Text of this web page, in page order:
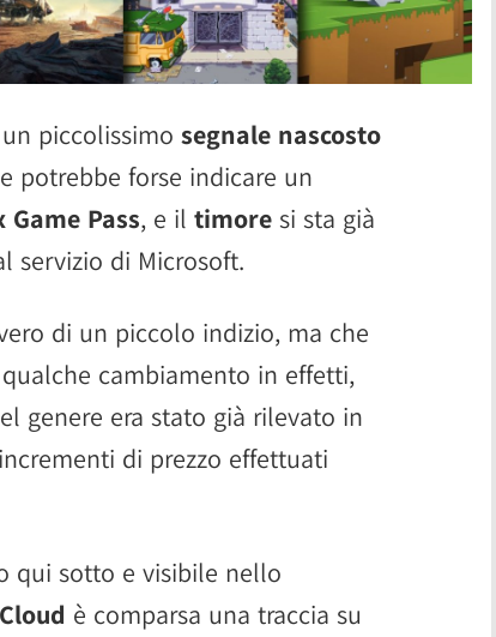
piccolissimo segnale nascosto
potrebbe forse indicare un
Pass, e il timore si sta già
servizio di Microsoft.
di un piccolo indizio, ma che
cambiamento in effetti,
genere era stato già rilevato in
di prezzo effettuati
qui sotto e visibile nello
è comparsa una traccia su